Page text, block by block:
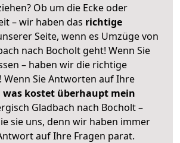
Ob um die Ecke oder
– wir haben das richtige
Seite, wenn es Umzüge von
nach Bocholt geht! Wenn Sie
– haben wir die richtige
Wenn Sie Antworten auf Ihre
was kostet überhaupt mein
Gladbach nach Bocholt –
sie uns, denn wir haben immer
auf Ihre Fragen parat.